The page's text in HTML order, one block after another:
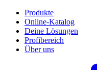
Produkte
Online-Katalog
Deine Lösungen
Profibereich
Über uns